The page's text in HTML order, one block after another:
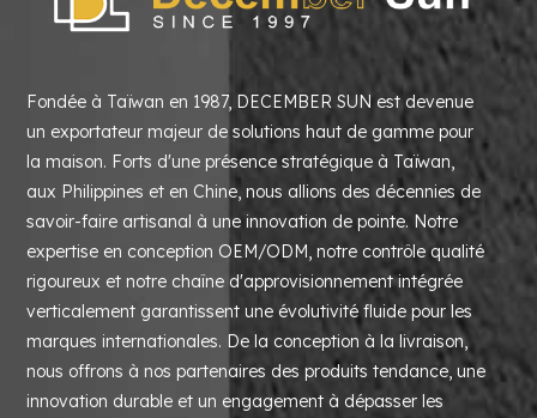
Fondée à Taïwan en 1987, DECEMBER SUN est devenue
un exportateur majeur de solutions haut de gamme pour
la maison. Forts d'une présence stratégique à Taïwan,
aux Philippines et en Chine, nous allions des décennies de
savoir-faire artisanal à une innovation de pointe. Notre
expertise en conception OEM/ODM, notre contrôle qualité
rigoureux et notre chaîne d'approvisionnement intégrée
verticalement garantissent une évolutivité fluide pour les
marques internationales. De la conception à la livraison,
nous offrons à nos partenaires des produits tendance, une
innovation durable et un engagement à dépasser les